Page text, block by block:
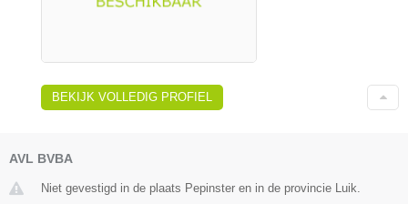
BEKIJK VOLLEDIG PROFIEL
AVL BVBA
Niet gevestigd in de plaats Pepinster en in de provincie Luik.